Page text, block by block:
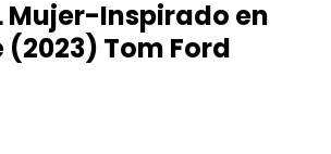
Mujer-Inspirado en
(2023) Tom Ford